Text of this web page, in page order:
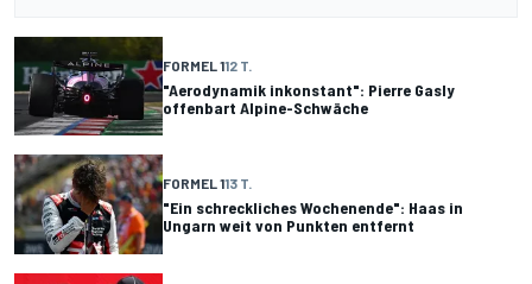
FORMEL 112 T.
"Aerodynamik inkonstant": Pierre Gasly
offenbart Alpine-Schwäche
FORMEL 113 T.
"Ein schreckliches Wochenende": Haas in
Ungarn weit von Punkten entfernt